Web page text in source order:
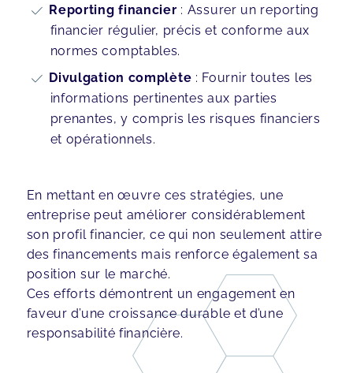
Reporting financier : Assurer un reporting
financier régulier, précis et conforme aux
normes comptables.
Divulgation complète : Fournir toutes les
informations pertinentes aux parties
prenantes, y compris les risques financiers
et opérationnels.
En mettant en œuvre ces stratégies, une
entreprise peut améliorer considérablement
son profil financier, ce qui non seulement attire
des financements mais renforce également sa
position sur le marché.
Ces efforts démontrent un engagement en
faveur d’une croissance durable et d’une
responsabilité financière.